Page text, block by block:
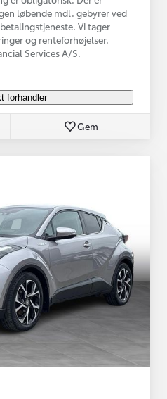
løbende mdl. gebyrer ved
Vi tager
og renteforhøjelser.
Services A/S.
forhandler
Gem